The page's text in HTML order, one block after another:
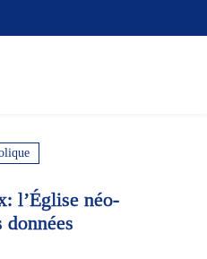
l’Église néo-
données